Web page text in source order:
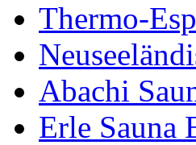
Thermo-
Abachi
Erle Sauna